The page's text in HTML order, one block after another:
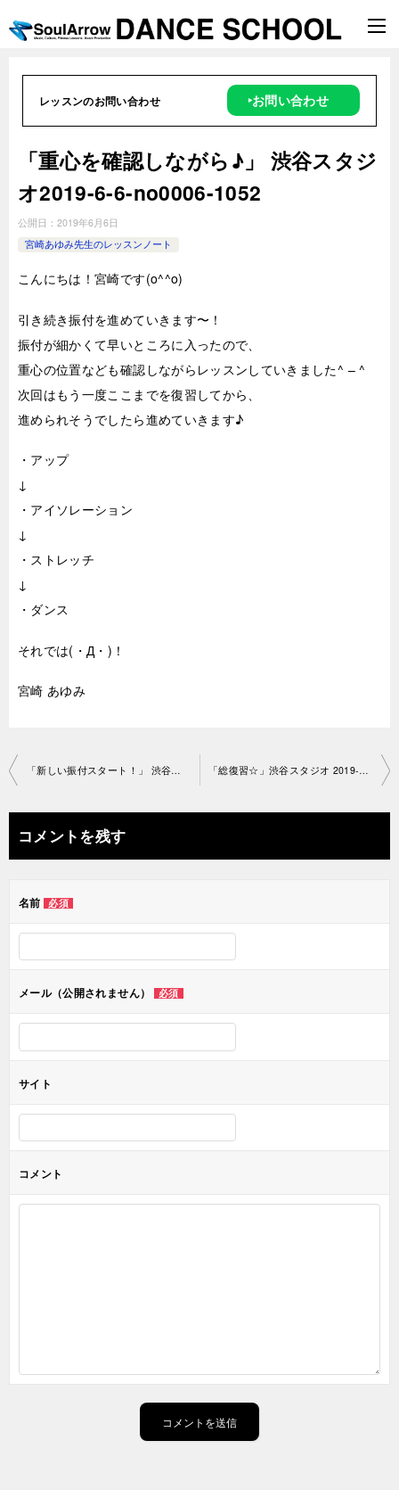
レッスンのお問い合わせ ‣お問い合わせ
「重心を確認しながら♪」 渋谷スタジ
オ2019-6-6-no0006-1052
公開日： 2019年6月6日
宮崎あゆみ先生のレッスンノート
こんにちは！宮崎です(o^^o)
引き続き振付を進めていきます〜！
振付が細かくて早いところに入ったので、
重心の位置なども確認しながらレッスンしていきました^ – ^
次回はもう一度ここまでを復習してから、
進められそうでしたら進めていきます♪
・アップ
↓
・アイソレーション
↓
・ストレッチ
↓
・ダンス
それでは(・Д・)！
宮崎 あゆみ
投
ナ
ビ
ー
ン
コメントを残す
名前 必須
メール（公開されません） 必須
サイト
コメント